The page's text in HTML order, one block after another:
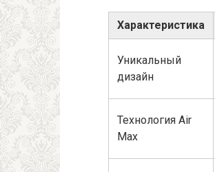
Характеристика
Уникальный
дизайн
Технология Air
Max